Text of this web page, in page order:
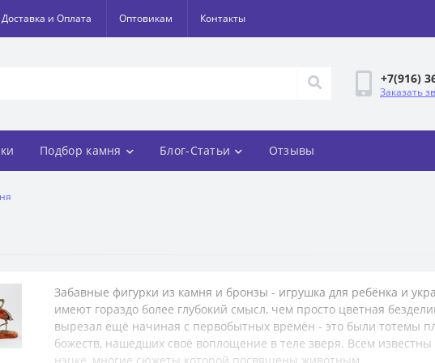
Доставка и Оплата Оптовикам Контакты
+7(916)
Заказать
Подбор камня Блог-Статьи Отзывы
Забавные фигурки из камня и бронзы - игрушка для ребёнка и
имеют гораздо более глубокий смысл, чем просто цветная
вырезал ещё начиная с первобытных времён - это были тотемы
божеств, нашедших своё воплощение в теле зверя. Всем
нэцке, многие сюжеты которой посвящены животным.